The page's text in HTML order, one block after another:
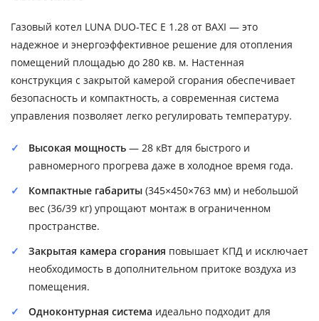
Газовый котел LUNA DUO-TEC E 1.28 от BAXI — это
надежное и энергоэффективное решение для отопления
помещений площадью до 280 кв. м. Настенная
конструкция с закрытой камерой сгорания обеспечивает
безопасность и компактность, а современная система
управления позволяет легко регулировать температуру.
Высокая мощность — 28 кВт для быстрого и
равномерного прогрева даже в холодное время года.
Компактные габариты (345×450×763 мм) и небольшой
вес (36/39 кг) упрощают монтаж в ограниченном
пространстве.
Закрытая камера сгорания повышает КПД и исключает
необходимость в дополнительном притоке воздуха из
помещения.
Одноконтурная система идеально подходит для